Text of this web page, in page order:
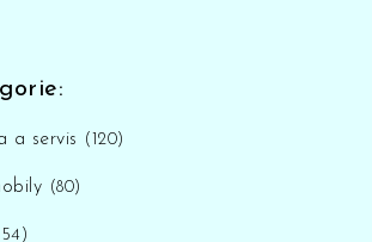
a servis (120)
(80)